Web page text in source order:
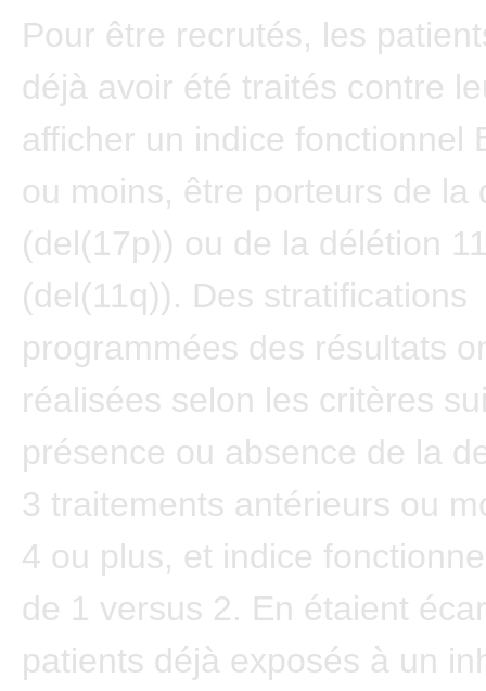
Pour être recrutés, les
déjà avoir été traités contre
afficher un indice fonctionnel
ou moins, être porteurs de la
(del(17p)) ou de la délétion
(del(11q)). Des stratifications
programmées des résultats
réalisées selon les critères
présence ou absence de la
3 traitements antérieurs ou
4 ou plus, et indice
de 1 versus 2. En étaient
patients déjà exposés à un